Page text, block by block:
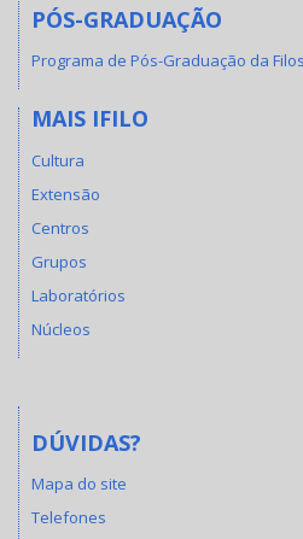
PÓS-GRADUAÇÃO
Programa de Pós-Graduação da
MAIS IFILO
Cultura
Extensão
Centros
Grupos
Laboratórios
Núcleos
DÚVIDAS?
Mapa do site
Telefones